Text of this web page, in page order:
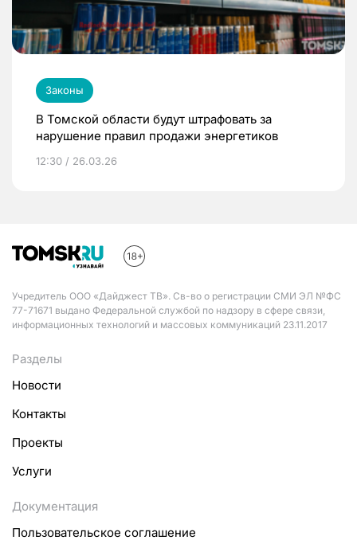
Законы
В Томской области будут штрафовать за
нарушение правил продажи энергетиков
12:30 / 26.03.26
Учредитель ООО «Дайджест ТВ». Св-во о регистрации СМИ ЭЛ №ФС
77-71671 выдано Федеральной службой по надзору в сфере связи,
информационных технологий и массовых коммуникаций 23.11.2017
Разделы
Новости
Контакты
Проекты
Услуги
Документация
Пользовательское соглашение